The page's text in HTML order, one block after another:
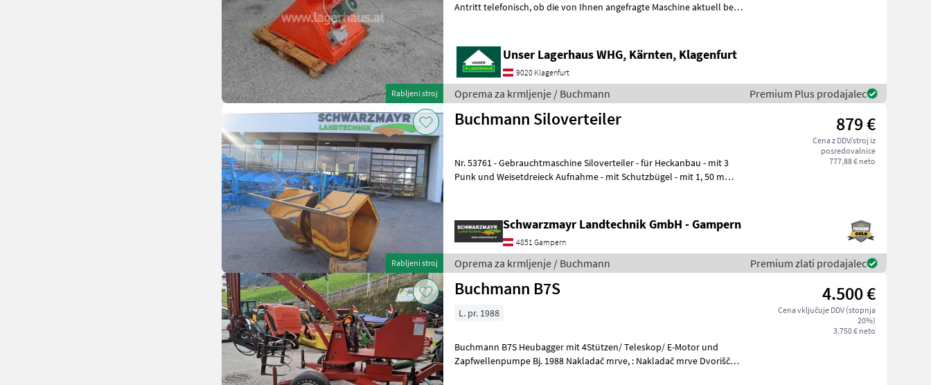
Rabljeni stroj
Antritt telefonisch, ob die von Ihnen angefragte Maschine aktuell bei
Unser Lagerhaus WHG, Kärnten, Klagenfurt
9020 Klagenfurt
Oprema za krmljenje / Buchmann Premium Plus prodajalec
Rabljeni stroj
Buchmann Siloverteiler 879 €
Cena z DDV/stroj iz
posredovalnice
777,88 € neto
Nr. 53761 - Gebrauchtmaschine Siloverteiler - für Heckanbau - mit 3
Punk und Weisetdreieck Aufnahme - mit Schutzbügel - mit 1, 50 m
Schwarzmayr Landtechnik GmbH - Gampern
4851 Gampern
Oprema za krmljenje / Buchmann Premium zlati prodajalec
Buchmann B7S 4.500 €
Cena vključuje DDV (stopnja
20%)
3.750 € neto
L. pr. 1988
Buchmann B7S Heubagger mit 4Stützen/ Teleskop/ E-Motor und
Zapfwellenpumpe Bj. 1988 Nakladač mrve, : Nakladač mrve Dvoriščna